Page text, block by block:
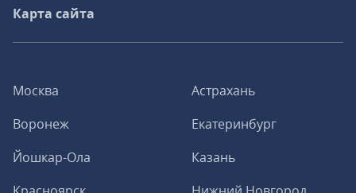
Москва
Астрахань
Воронеж
Екатеринбург
Йошкар-Ола
Казань
Карта сайта